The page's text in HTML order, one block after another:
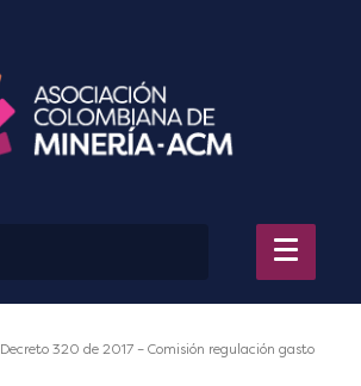
Decreto 320 de 2017 – Comisión regulación gasto